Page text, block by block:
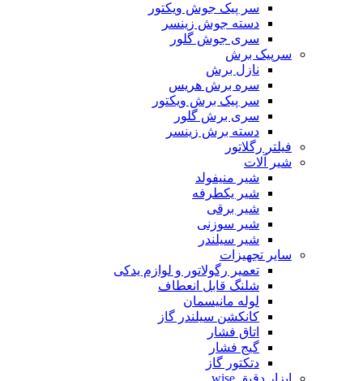
سر پیک جوش ویکتور
دسته جوش زینسر
سری جوش گلور
سرپیک برش
نازل برش
سره برش هریس
سر پیک برش ویکتور
سری برش گلور
دسته برش زینسر
فیلتر رگلاتور
شیر آلات
شیر منیفولد
شیر یکطرفه
شیر برقی
شیر سوزنی
شیر سیلندر
سایر تجهیزات
تعمیر رگولاتور و لوازم یدکی
شلنگ قابل انعطاف
لوله مانیسمان
کانکشن سیلندر گاز
اتاق فشار
گیج فشار
دتکتور گاز
ابزار دقیق wise